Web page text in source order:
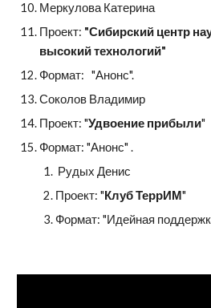
Меркулова Катерина
Проект: "Сибирский центр
высокий технологий"
Формат:   "Анонс".
Соколов Владимир
Проект: "Удвоение прибыли"
Формат: "Анонс" .
Рудых Денис
Проект: "Клуб ТеррИМ"
Формат: "Идейная